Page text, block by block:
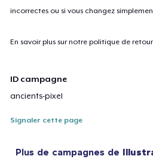
incorrectes ou si vous changez
En savoir plus sur notre politique de
ID campagne
ancients-pixel
Signaler cette page
Plus de campagnes de